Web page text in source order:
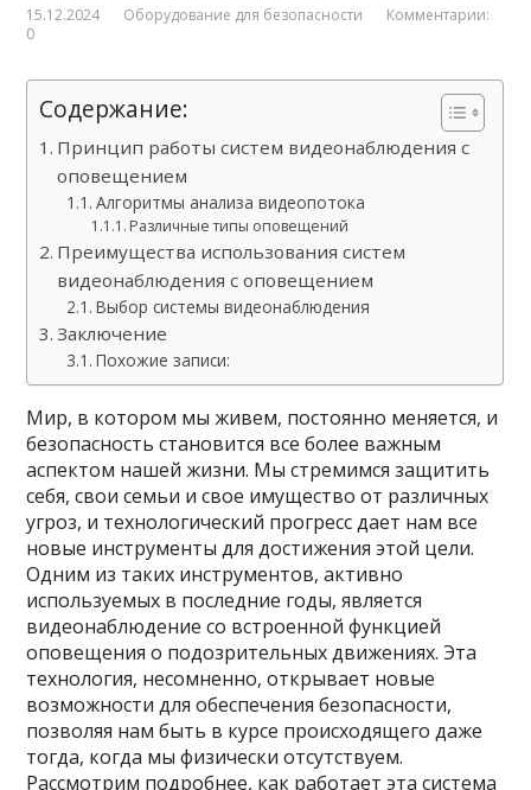
15.12.2024 Оборудование для безопасности
Комментарии:
0
Содержание:
Принцип работы систем видеонаблюдения с
оповещением
Алгоритмы анализа видеопотока
Различные типы оповещений
Преимущества использования систем
видеонаблюдения с оповещением
Выбор системы видеонаблюдения
Заключение
Похожие записи:
Мир, в котором мы живем, постоянно меняется, и
безопасность становится все более важным
аспектом нашей жизни. Мы стремимся защитить
себя, свои семьи и свое имущество от различных
угроз, и технологический прогресс дает нам все
новые инструменты для достижения этой цели.
Одним из таких инструментов, активно
используемых в последние годы, является
видеонаблюдение со встроенной функцией
оповещения о подозрительных движениях. Эта
технология, несомненно, открывает новые
возможности для обеспечения безопасности,
позволяя нам быть в курсе происходящего даже
тогда, когда мы физически отсутствуем.
Рассмотрим подробнее, как работает эта система